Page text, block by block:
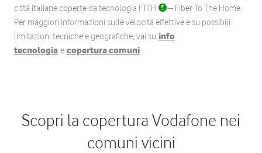
città italiane coperte da tecnologia FTTH
– Fiber To The Home.
Per maggiori informazioni sulle velocità effettive e su possibili
limitazioni tecniche e geografiche, vai su info
tecnologia e copertura comuni.
Scopri la copertura Vodafone nei
comuni vicini